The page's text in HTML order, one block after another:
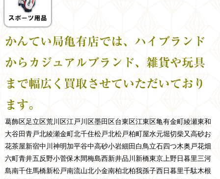
かんてい局亀有店では、ハイブランド
からカジュアルブランド、雑貨や玩具
まで幅広く買取させていただいており
ます。
葛飾区足立区荒川区江戸川区墨田区台東区江東区亀有金町綾瀬東和
大谷田青戸北綾瀬金町北千住松戸北松戸柏町屋水元堀切柴又高砂お
花茶屋新宿中川 神明加平谷中高砂小岩細田白鳥立石四つ木奥戸花畑
六町青井五反野小菅保木間梅島西新井品川 新橋東京 上野日暮里三河
島南千住馬橋新松戸南流山北小金南柏北柏我孫子西日暮里千駄木根